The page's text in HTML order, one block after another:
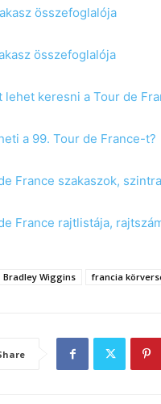
összefoglalója
összefoglalója
lehet keresni a Tour de
a 99. Tour de France-t?
France szakaszok,
France rajtlistája,
Bradley Wiggins francia